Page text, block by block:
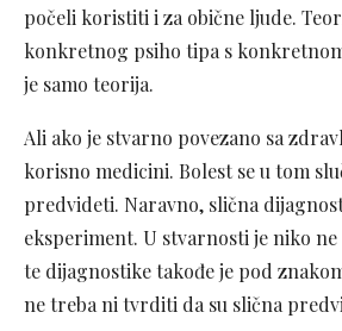
počeli koristiti i za obične ljude.
konkretnog psiho tipa s
je samo teorija.
Ali ako je stvarno povezano sa
korisno medicini. Bolest se u tom
predvideti. Naravno, slična
eksperiment. U stvarnosti je niko
te dijagnostike takođe je pod
ne treba ni tvrditi da su slična